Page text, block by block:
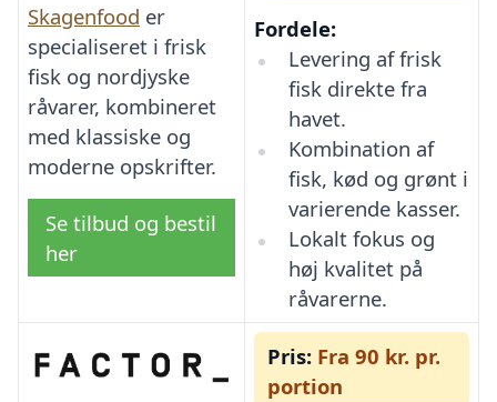
Skagenfood er
specialiseret i frisk
fisk og nordjyske
råvarer, kombineret
med klassiske og
moderne opskrifter.
Se tilbud og bestil
her
Fordele:
Levering af frisk
fisk direkte fra
havet.
Kombination af
fisk, kød og grønt i
varierende kasser.
Lokalt fokus og
høj kvalitet på
råvarerne.
Pris: Fra 90 kr. pr.
portion